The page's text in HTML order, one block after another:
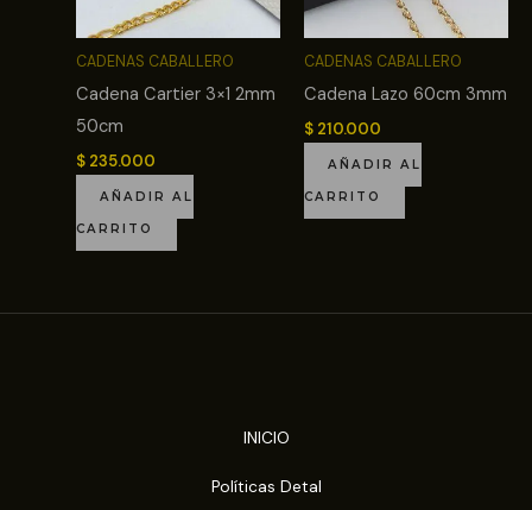
CADENAS CABALLERO
Cadena Cartier 3×1 2mm
50cm
$235.000
AÑADIR AL
CARRITO
CADENAS CABALLERO
Cadena Lazo 60cm 3mm
$210.000
AÑADIR AL
CARRITO
INICIO
Políticas Detal